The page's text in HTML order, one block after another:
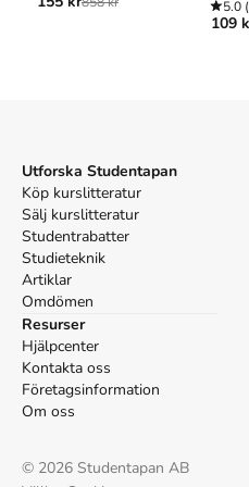
talet till och med 1600-talet(1:a
5.0
109
Utforska Studentapan
Köp kurslitteratur
Sälj kurslitteratur
Studentrabatter
Studieteknik
Artiklar
Omdömen
Resurser
Hjälpcenter
Kontakta oss
Företagsinformation
Om oss
© 2026 Studentapan AB